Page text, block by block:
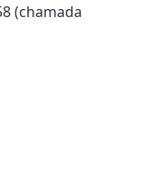
(chamada